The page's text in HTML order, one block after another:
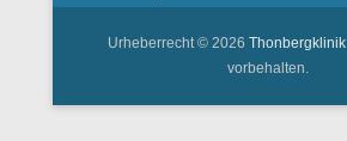
Urheberrecht © 2026 Thonbergklinik
vorbehalten.